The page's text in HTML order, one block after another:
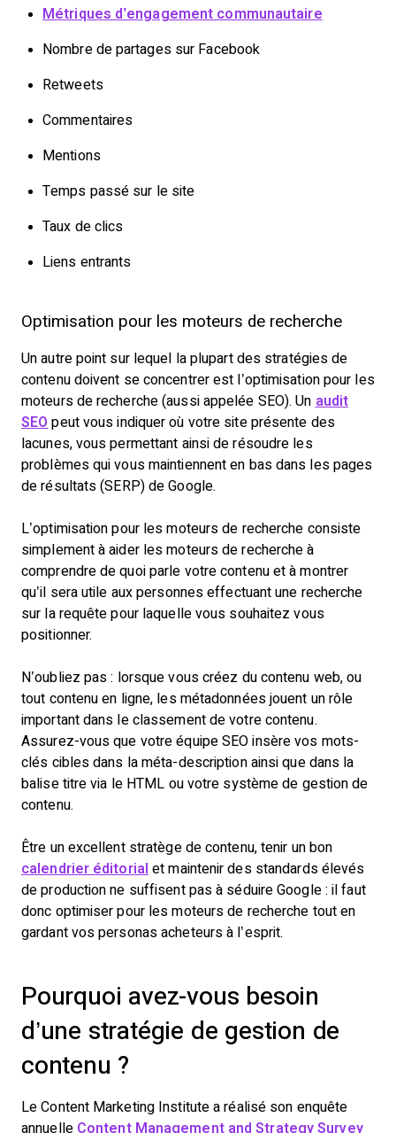
Métriques d’engagement communautaire
Nombre de partages sur Facebook
Retweets
Commentaires
Mentions
Temps passé sur le site
Taux de clics
Liens entrants
Optimisation pour les moteurs de recherche
Un autre point sur lequel la plupart des stratégies de
contenu doivent se concentrer est l’optimisation pour les
moteurs de recherche (aussi appelée SEO). Un audit
SEO peut vous indiquer où votre site présente des
lacunes, vous permettant ainsi de résoudre les
problèmes qui vous maintiennent en bas dans les pages
de résultats (SERP) de Google.
L’optimisation pour les moteurs de recherche consiste
simplement à aider les moteurs de recherche à
comprendre de quoi parle votre contenu et à montrer
qu’il sera utile aux personnes effectuant une recherche
sur la requête pour laquelle vous souhaitez vous
positionner.
N’oubliez pas : lorsque vous créez du contenu web, ou
tout contenu en ligne, les métadonnées jouent un rôle
important dans le classement de votre contenu.
Assurez-vous que votre équipe SEO insère vos mots-
clés cibles dans la méta-description ainsi que dans la
balise titre via le HTML ou votre système de gestion de
contenu.
Être un excellent stratège de contenu, tenir un bon
calendrier éditorial et maintenir des standards élevés
de production ne suffisent pas à séduire Google : il faut
donc optimiser pour les moteurs de recherche tout en
gardant vos personas acheteurs à l’esprit.
Pourquoi avez-vous besoin
d’une stratégie de gestion de
contenu ?
Le Content Marketing Institute a réalisé son enquête
annuelle Content Management and Strategy Survey